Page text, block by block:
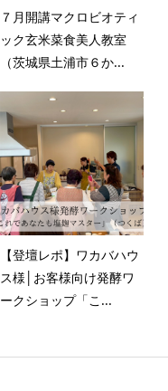
７月開講マクロビオティ
ック玄米菜食美人教室
（茨城県土浦市６か...
【登壇レポ】ワカバハウ
ス様│お客様向け発酵ワ
ークショップ「こ...